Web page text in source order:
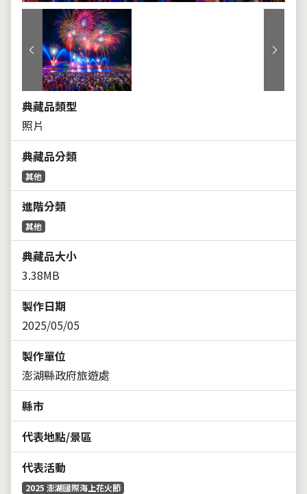
上一張 下一張
典藏品類型
照片
典藏品分類
其他
進階分類
其他
典藏品大小
3.38MB
製作日期
2025/05/05
製作單位
澎湖縣政府旅遊處
縣市
代表地點/景區
代表活動
2025 澎湖國際海上花火節